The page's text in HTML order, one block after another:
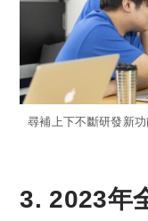
尋補上下不斷研發新
3. 2023年